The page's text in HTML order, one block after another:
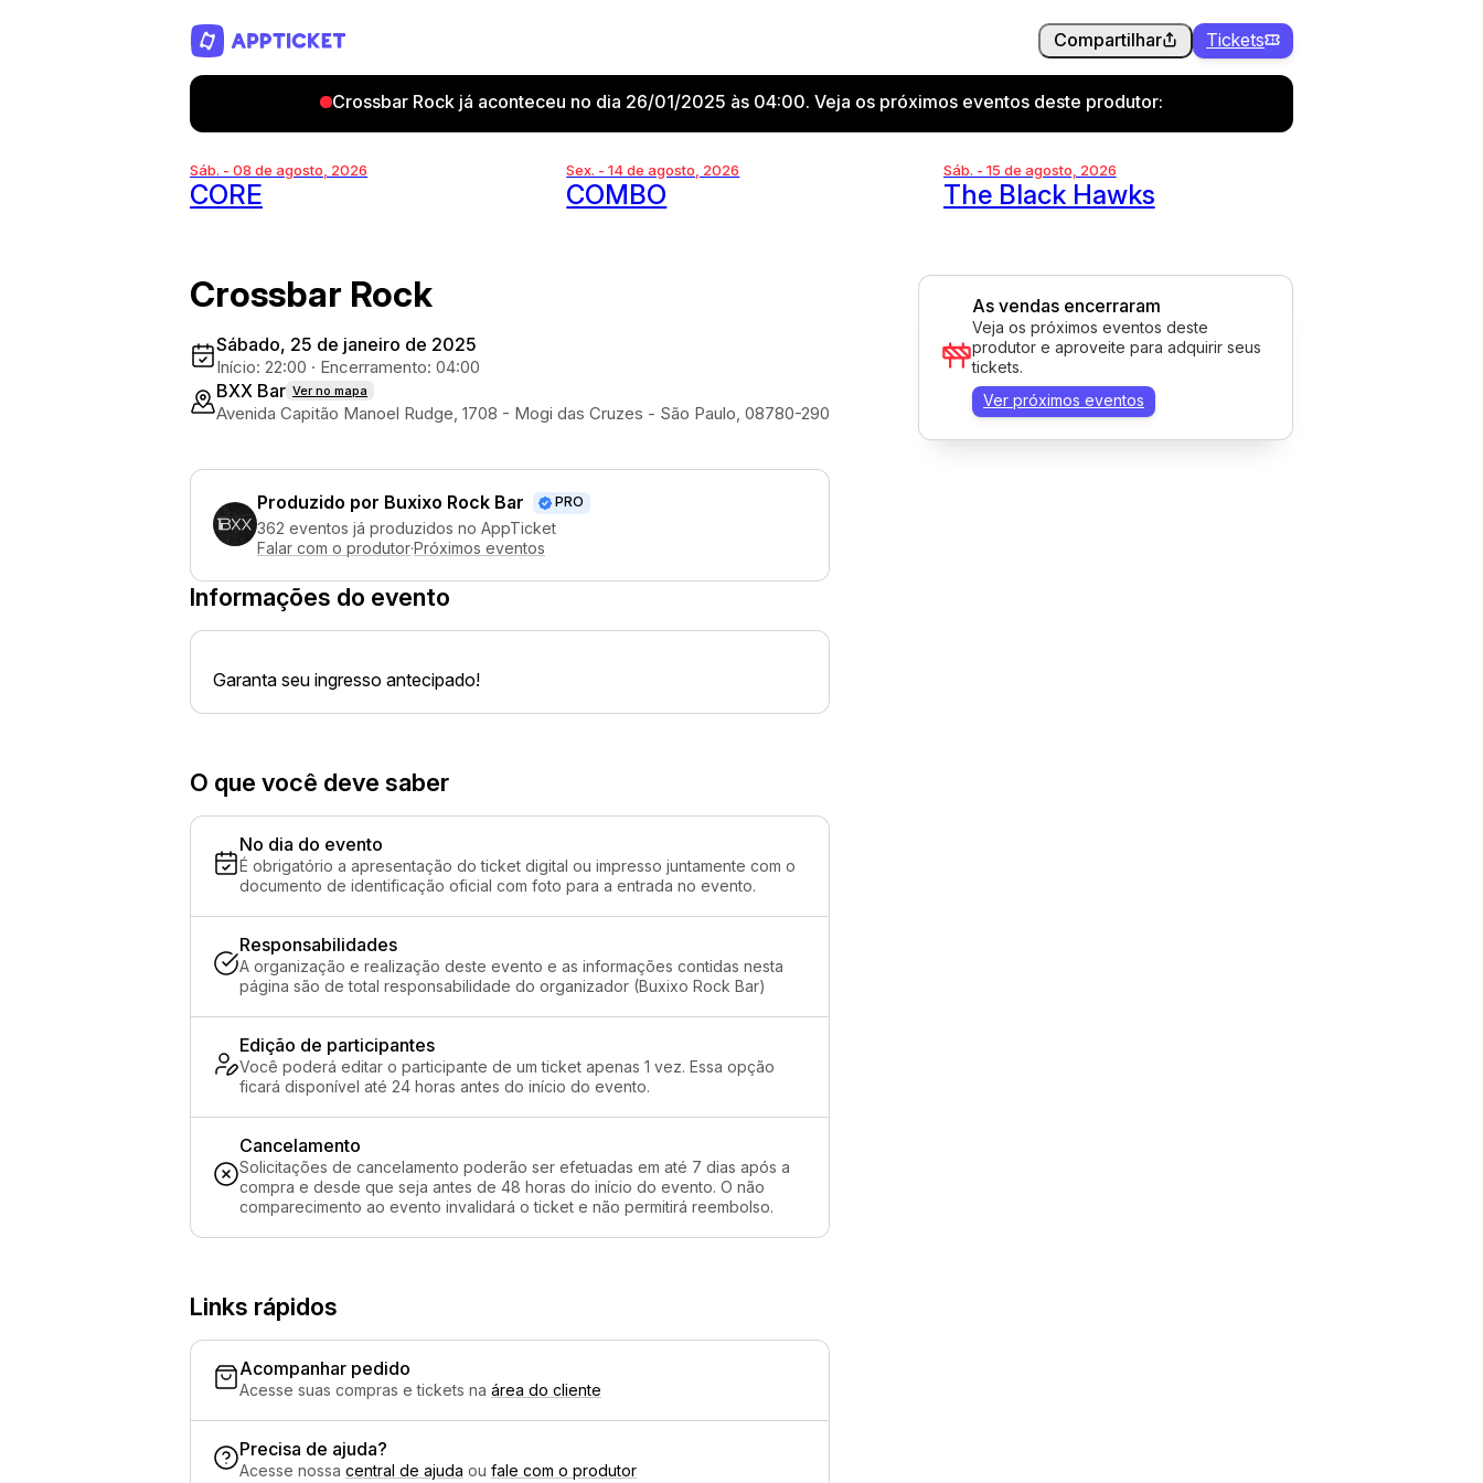
Compartilhar Tickets
Crossbar Rock já aconteceu no dia 26/01/2025 às 04:00. Veja os próximos eventos deste produtor:
Sáb. - 08 de agosto, 2026
CORE
Sex. - 14 de agosto, 2026
COMBO
Sáb. - 15 de agosto, 2026
The Black Hawks
Crossbar Rock
Sábado, 25 de janeiro de 2025
Início: 22:00 · Encerramento: 04:00
BXX Bar Ver no mapa
Avenida Capitão Manoel Rudge, 1708 - Mogi das Cruzes - São Paulo, 08780-290
Produzido por Buxixo Rock Bar PRO
362 eventos já produzidos no AppTicket
Falar com o produtor·Próximos eventos
Informações do evento
Garanta seu ingresso antecipado!
As vendas encerraram
Veja os próximos eventos deste
produtor e aproveite para adquirir seus
tickets.
Ver próximos eventos
O que você deve saber
No dia do evento
É obrigatório a apresentação do ticket digital ou impresso juntamente com o
documento de identificação oficial com foto para a entrada no evento.
Responsabilidades
A organização e realização deste evento e as informações contidas nesta
página são de total responsabilidade do organizador (Buxixo Rock Bar)
Edição de participantes
Você poderá editar o participante de um ticket apenas 1 vez. Essa opção
ficará disponível até 24 horas antes do início do evento.
Cancelamento
Solicitações de cancelamento poderão ser efetuadas em até 7 dias após a
compra e desde que seja antes de 48 horas do início do evento. O não
comparecimento ao evento invalidará o ticket e não permitirá reembolso.
Links rápidos
Acompanhar pedido
Acesse suas compras e tickets na área do cliente
Precisa de ajuda?
Acesse nossa central de ajuda ou fale com o produtor